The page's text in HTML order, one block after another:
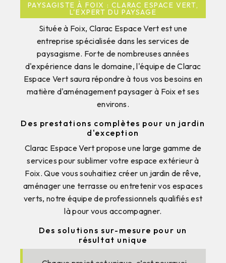
PAYSAGISTE À FOIX : CLARAC ESPACE VERT,
L'EXPERT DU PAYSAGE
Située à Foix, Clarac Espace Vert est une
entreprise spécialisée dans les services de
paysagisme. Forte de nombreuses années
d'expérience dans le domaine, l'équipe de Clarac
Espace Vert saura répondre à tous vos besoins en
matière d'aménagement paysager à Foix et ses
environs.
Des prestations complètes pour un jardin
d'exception
Clarac Espace Vert propose une large gamme de
services pour sublimer votre espace extérieur à
Foix. Que vous souhaitiez créer un jardin de rêve,
aménager une terrasse ou entretenir vos espaces
verts, notre équipe de professionnels qualifiés est
là pour vous accompagner.
Des solutions sur-mesure pour un
résultat unique